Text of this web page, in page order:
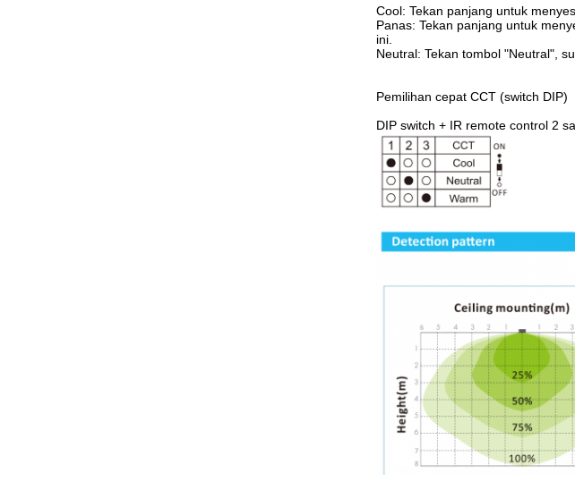
Cool: Tekan panjang untuk
Panas: Tekan panjang untuk
ini.
Neutral: Tekan tombol "Neutral",
Pemilihan cepat CCT (switch DIP)
DIP switch + IR remote control 2